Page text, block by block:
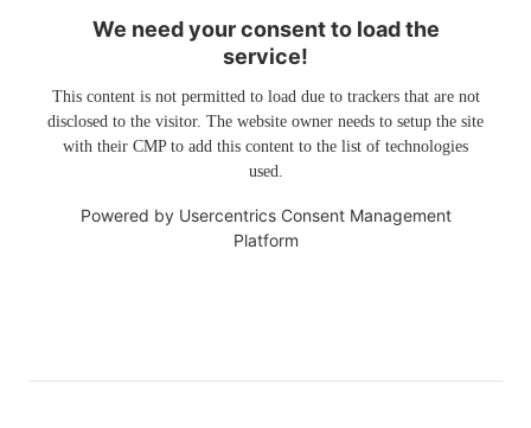
We need your consent to load the
service!
This content is not permitted to load due to trackers that are not
disclosed to the visitor. The website owner needs to setup the site
with their CMP to add this content to the list of technologies
used.
Powered by Usercentrics Consent Management
Platform